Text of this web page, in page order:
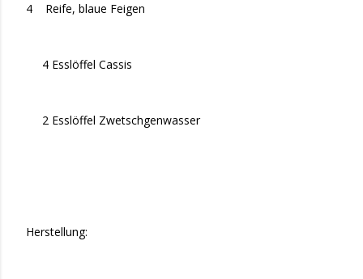
4 Reife, blaue Feigen
4 Esslöffel Cassis
2 Esslöffel Zwetschgenwasser
Herstellung: